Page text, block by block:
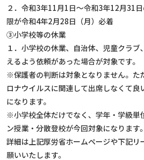
２．令和3年11月1日～令和3年12月31
限が令和4年2月28日（月）必着
③小学校等の休業
１．小学校の休業、自治体、児童クラ
えるよう依頼があった場合が対象です。
※保護者の判断は対象となりません。た
ロナウイルスに関連して出席しなくて良
になります。
※小学校全体だけでなく、学年・学級単
ン授業・分散登校が今回対象になります。
詳細は上記厚労省ホームページや下記リ
願いいたします。